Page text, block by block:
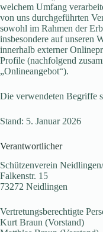
welchem Umfang
von uns durchgeführten
sowohl im Rahmen der
insbesondere auf unseren
innerhalb externer
Profile (nachfolgend
„Onlineangebot“).
Die verwendeten Begriffe
Stand: 5. Januar 2026
Verantwortlicher
Schützenverein
Falkenstr. 15
73272 Neidlingen
Vertretungsberechtigte
Kurt Braun (Vorstand)